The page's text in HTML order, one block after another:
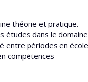
théorie et pratique,
études dans le domaine
entre périodes en école
compétences